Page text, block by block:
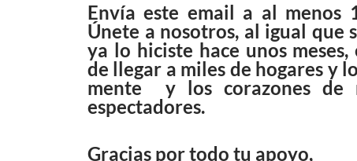
Envía este email a al menos
Únete a nosotros, al igual que
ya lo hiciste hace unos
de llegar a miles de hogares y
mente y los corazones de
espectadores.
Gracias por todo tu apoyo,